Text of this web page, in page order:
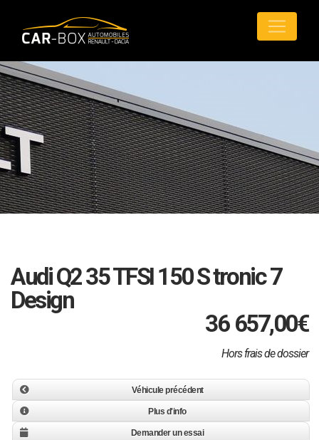
Audi Q2 35 TFSI 150 S tronic 7
Design
36 657,00€
Hors frais de dossier
Véhicule précédent
Plus d'info
Demander un essai